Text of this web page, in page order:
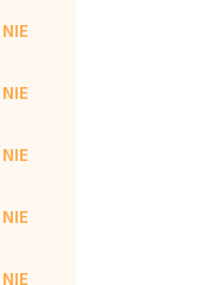
NIE
NIE
NIE
NIE
NIE